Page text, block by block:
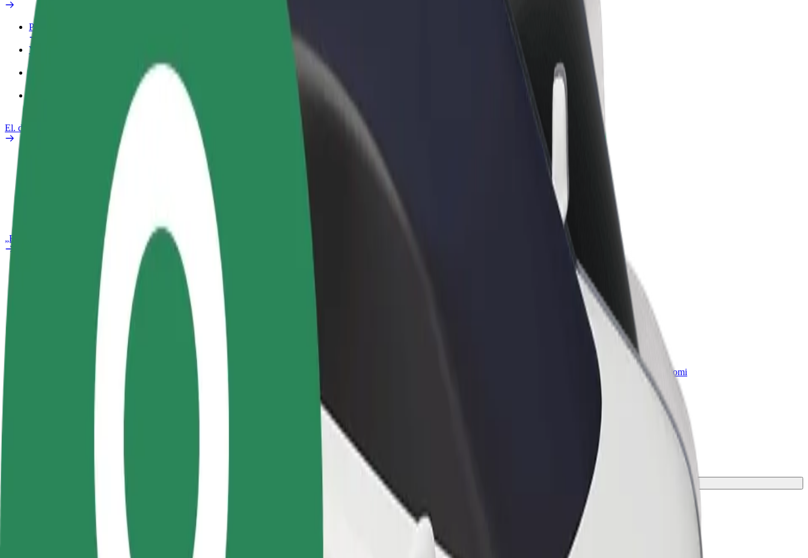
Privalumai
Verslo profilis
El. dviračiai
Pranešti apie problemą
„Bolt Plus“
Tapkite vairuotoju (-
Užsidirbkite jums
Tapkite kurjeriu (-e)
Pristatinėkite maistą ir gaukite
savaitinius išmokėjimus
„Bolt for Business“
Atskirų įmonių poreikiams pritaikomi
„Bolt“ produktai ir paslaugos
Ieškote patogiausio būdo nukeliauti iš Tucano Coffee į Ziridava Shopping Center? Peržiūrėkite mūsų teikiamas paslaugas ir išsirinkite tinkamiausias jūsų kelionei.
Atsisiųsti programėlę
Patogumas ir komfortas pasiekiami vos keliais spustelėjimais!